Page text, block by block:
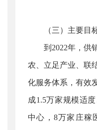
（三）主要目
到2022年，供
农、立足产业、联
化服务体系，有效
成1.5万家规模适
中心，8万家庄稼